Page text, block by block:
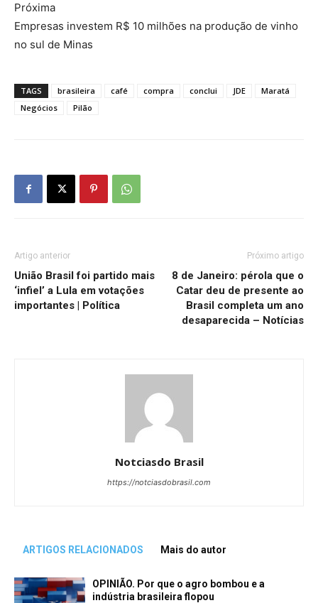
Próxima
Empresas investem R$ 10 milhões na produção de vinho
no sul de Minas
TAGS brasileira café compra conclui JDE
Maratá
Negócios
Pilão
Artigo anterior
União Brasil foi partido mais
‘infiel’ a Lula em votações
importantes | Política
Próximo artigo
8 de Janeiro: pérola que o
Catar deu de presente ao
Brasil completa um ano
desaparecida – Notícias
Notciasdo Brasil
https://notciasdobrasil.com
ARTIGOS RELACIONADOS Mais do autor
OPINIÃO. Por que o agro bombou e a
indústria brasileira flopou